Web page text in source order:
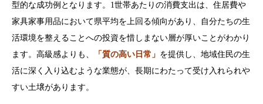
型的な成功例となります。1世帯あたりの消費支出は、住居費や
家具家事用品において県平均を上回る傾向があり、自分たちの生
活環境を整えることへの投資を惜しまない層が厚いことがわかり
ます。高級感よりも、
「質の高い日常」 を提供し、地域住民の生
活に深く入り込むような業態が、長期にわたって受け入れられや
すい土壌があります。